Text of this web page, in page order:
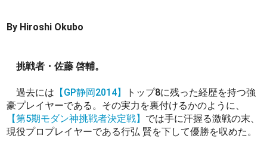
By Hiroshi Okubo
挑戦者・佐藤 啓輔。
過去には 【GP静岡2014】
トップ8に残った経歴を持つ強
豪プレイヤーである。その実力を裏付けるかのように、
【第5期モダン神挑戦者決定戦】 では手に汗握る激戦の末、
現役プロプレイヤーである行弘 賢を下して優勝を収めた。